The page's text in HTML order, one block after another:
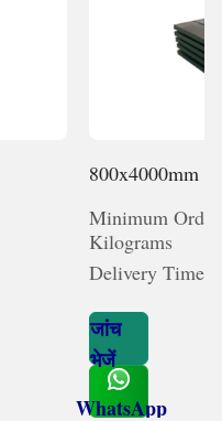
800x4000mm
Minimum
Kilograms
Delivery Time :
जांच
भेजें
WhatsApp